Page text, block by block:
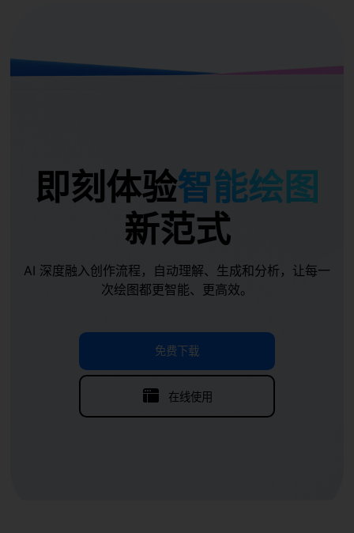
即刻体验智能绘图
新范式
AI 深度融入创作流程，自动理解、生成和分析，让每一
次绘图都更智能、更高效。
免费下载
在线使用